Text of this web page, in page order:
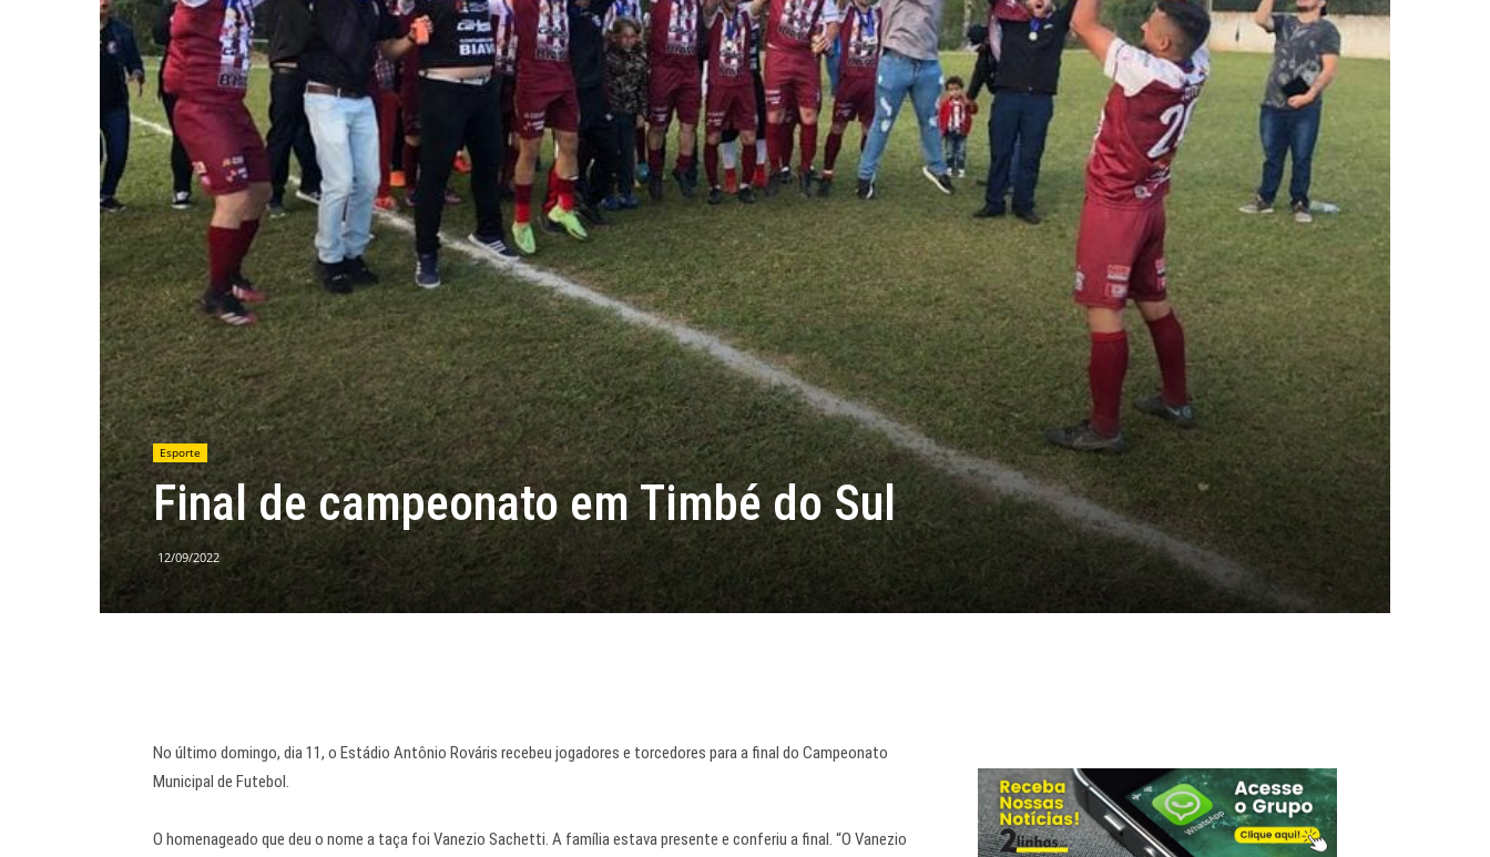
Esporte
Final de campeonato em Timbé do Sul
12/09/2022
No último domingo, dia 11, o Estádio Antônio Rováris recebeu jogadores e torcedores para a final do Campeonato
Municipal de Futebol.
O homenageado que deu o nome a taça foi Vanezio Sachetti. A família estava presente e conferiu a final. “O Vanezio